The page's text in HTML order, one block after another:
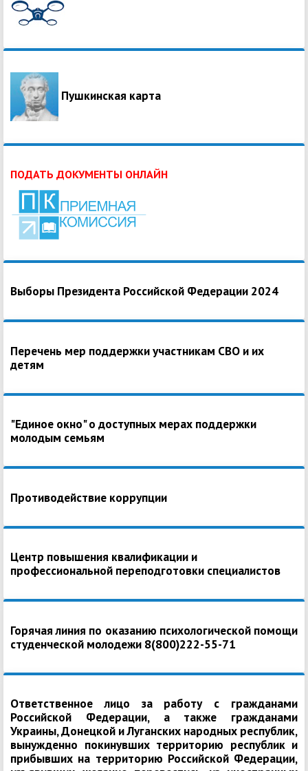
Пушкинская карта
ПОДАТЬ ДОКУМЕНТЫ ОНЛАЙН
Выборы Президента Российской Федерации 2024
Перечень мер поддержки участникам СВО и их
детям
"Единое окно" о доступных мерах поддержки
молодым семьям
Противодействие коррупции
Центр повышения квалификации и
профессиональной переподготовки специалистов
Горячая линия по оказанию психологической помощи
студенческой молодежи 8(800)222-55-71
Ответственное лицо за работу с гражданами
Российской Федерации, а также гражданами
Украины, Донецкой и Луганских народных республик,
вынужденно покинувших территорию республик и
прибывших на территорию Российской Федерации,